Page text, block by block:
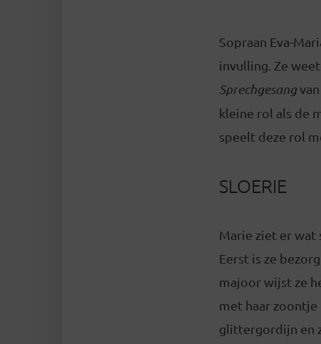
Sopraan Eva-
invulling. Ze
Sprechgesang
kleine rol als de
speelt deze rol
SLOERIE
Marie ziet er wat
Eerst is ze
majoor wijst ze
met haar zoontje
glittergordijn en